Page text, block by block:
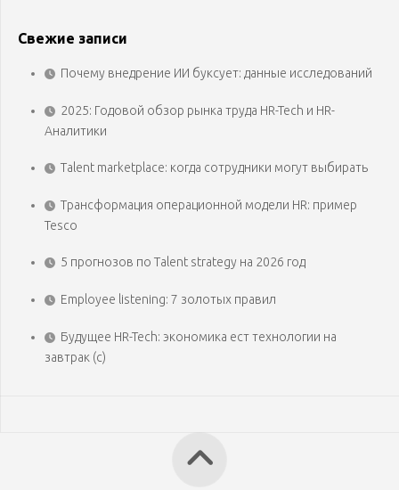
Свежие записи
Почему внедрение ИИ буксует: данные исследований
2025: Годовой обзор рынка труда HR-Tech и HR-
Аналитики
Talent marketplace: когда сотрудники могут выбирать
Трансформация операционной модели HR: пример
Tesco
5 прогнозов по Talent strategy на 2026 год
Employee listening: 7 золотых правил
Будущее HR-Tech: экономика ест технологии на
завтрак (с)